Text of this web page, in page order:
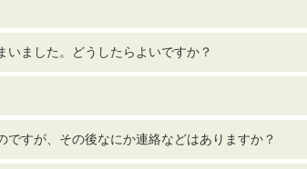
いました。どうしたらよいですか？
ですが、その後なにか連絡などはありますか？